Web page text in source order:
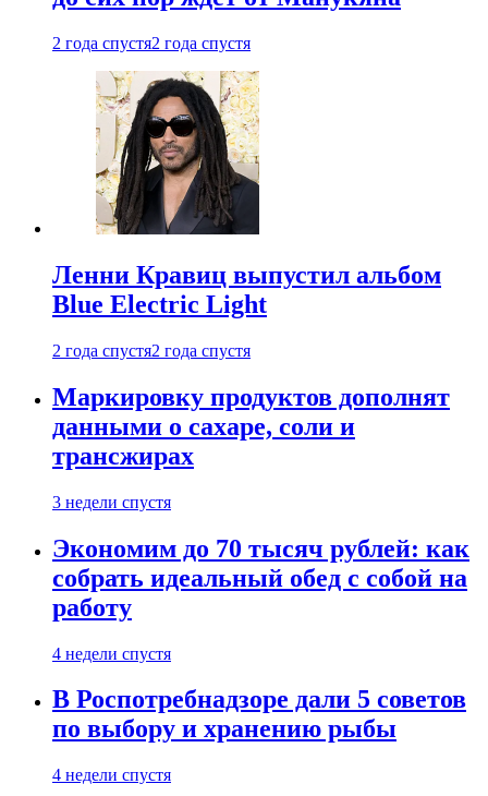
2 года спустя2 года спустя
Ленни Кравиц выпустил альбом
Blue Electric Light
2 года спустя2 года спустя
Маркировку продуктов дополнят
данными о сахаре, соли и
трансжирах
3 недели спустя
Экономим до 70 тысяч рублей: как
собрать идеальный обед с собой на
работу
4 недели спустя
В Роспотребнадзоре дали 5 советов
по выбору и хранению рыбы
4 недели спустя